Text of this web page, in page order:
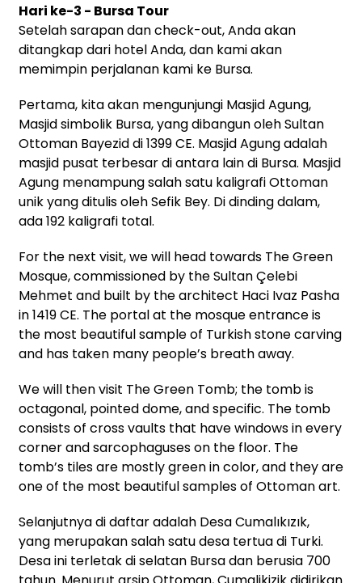
Hari ke-3 - Bursa Tour
Setelah sarapan dan check-out, Anda akan
ditangkap dari hotel Anda, dan kami akan
memimpin perjalanan kami ke Bursa.
Pertama, kita akan mengunjungi Masjid Agung,
Masjid simbolik Bursa, yang dibangun oleh Sultan
Ottoman Bayezid di 1399 CE. Masjid Agung adalah
masjid pusat terbesar di antara lain di Bursa. Masjid
Agung menampung salah satu kaligrafi Ottoman
unik yang ditulis oleh Sefik Bey. Di dinding dalam,
ada 192 kaligrafi total.
For the next visit, we will head towards The Green
Mosque, commissioned by the Sultan Çelebi
Mehmet and built by the architect Haci Ivaz Pasha
in 1419 CE. The portal at the mosque entrance is
the most beautiful sample of Turkish stone carving
and has taken many people’s breath away.
We will then visit The Green Tomb; the tomb is
octagonal, pointed dome, and specific. The tomb
consists of cross vaults that have windows in every
corner and sarcophaguses on the floor. The
tomb’s tiles are mostly green in color, and they are
one of the most beautiful samples of Ottoman art.
Selanjutnya di daftar adalah Desa Cumalıkızık,
yang merupakan salah satu desa tertua di Turki.
Desa ini terletak di selatan Bursa dan berusia 700